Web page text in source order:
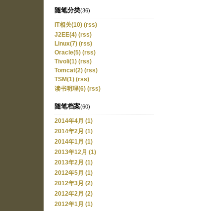
随笔分类(36)
IT相关(10) (rss)
J2EE(4) (rss)
Linux(7) (rss)
Oracle(5) (rss)
Tivoli(1) (rss)
Tomcat(2) (rss)
TSM(1) (rss)
读书明理(6) (rss)
随笔档案(60)
2014年4月 (1)
2014年2月 (1)
2014年1月 (1)
2013年12月 (1)
2013年2月 (1)
2012年5月 (1)
2012年3月 (2)
2012年2月 (2)
2012年1月 (1)